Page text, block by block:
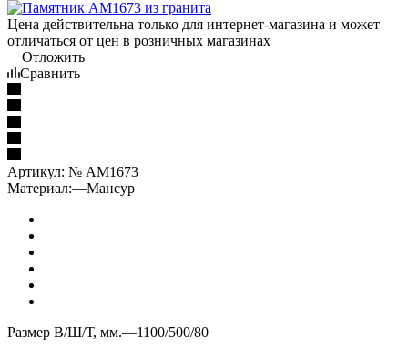
Цена действительна только для интернет-магазина и может
отличаться от цен в розничных магазинах
Отложить
Сравнить
Артикул: № AM1673
Материал:—Мансур
Размер В/Ш/Т, мм.—1100/500/80